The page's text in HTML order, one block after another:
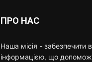
ПРО НАС
Наша місія - забезпечити
інформацією, що